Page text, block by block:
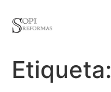
Etiqueta: